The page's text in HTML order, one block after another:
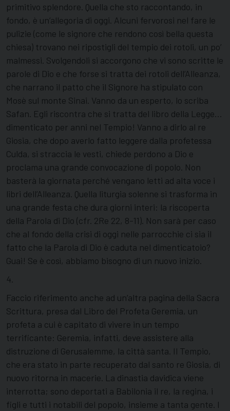
primitivo splendore. Quella che sto raccontando, in
fondo, è un’allegoria di oggi. Alcuni fervorosi nel fare le
pulizie (come le signore che rendono così bella questa
chiesa) trovano nei ripostigli del tempio dei rotoli, un po’
malmessi. Svolgendoli si accorgono che vi sono scritte le
parole di Dio e che forse si tratta dei rotoli dell’Alleanza,
che narrano il patto che il Signore ha stipulato con
Mosè sul monte Sinai. Vanno da un esperto, lo scriba
Safan. Egli riscontra che si tratta del libro della Legge…
dimenticato per anni nel Tempio! Vanno a dirlo al re
Giosia, che dopo averlo fatto leggere dalla profetessa
Culda, si straccia le vesti, chiede perdono a Dio e
proclama una grande convocazione di popolo. Non
basterà la giornata perché vengano letti ad alta voce i
libri dell’Alleanza. Quella liturgia solenne si trasforma in
una grande festa che dura giorni interi: la riscoperta
della Parola di Dio (cfr. 2Re 22, 8-11). Non sarà per caso
che al fondo della crisi di oggi nelle parrocchie ci sia il
fatto che la Parola di Dio è caduta nel dimenticatoio?
Guai! Se è così, abbiamo bisogno di un nuovo inizio.
4.
Faccio riferimento anche ad un’altra pagina della Sacra
Scrittura, presa dal Libro del Profeta Geremia, un
profeta a cui è capitato di vivere in un tempo
terrificante: Geremia, infatti, deve assistere alla
distruzione di Gerusalemme, la città santa. Il Tempio,
che era stato in parte recuperato dal santo re Giosia, di
nuovo ritorna in macerie. La dinastia davidica viene
interrotta; sono deportati a Babilonia il re, la regina, i
figli e tutti i notabili del popolo, insieme a tanta gente. I